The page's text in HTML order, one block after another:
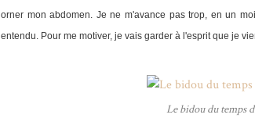
orner mon abdomen. Je ne m'avance pas trop, en un
entendu. Pour me motiver, je vais garder à l'esprit que je
Le bidou du temps